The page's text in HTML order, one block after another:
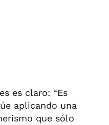
es claro: “Es
aplicando una
que sólo